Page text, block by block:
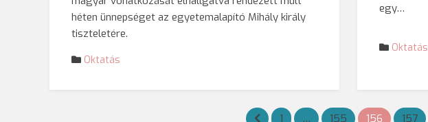
héten ünnepséget az egyetemalapító Mihály király
tiszteletére.
Oktatás
egy…
Oktatás
1 … 155 156 157